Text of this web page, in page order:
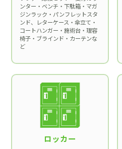
ンター・ベンチ・下駄箱・マガ
ジンラック・パンフレットスタ
ンド、レターケース・傘立て・
コートハンガー・施術台・理容
椅子・ブラインド・カーテンな
ど
ロッカー